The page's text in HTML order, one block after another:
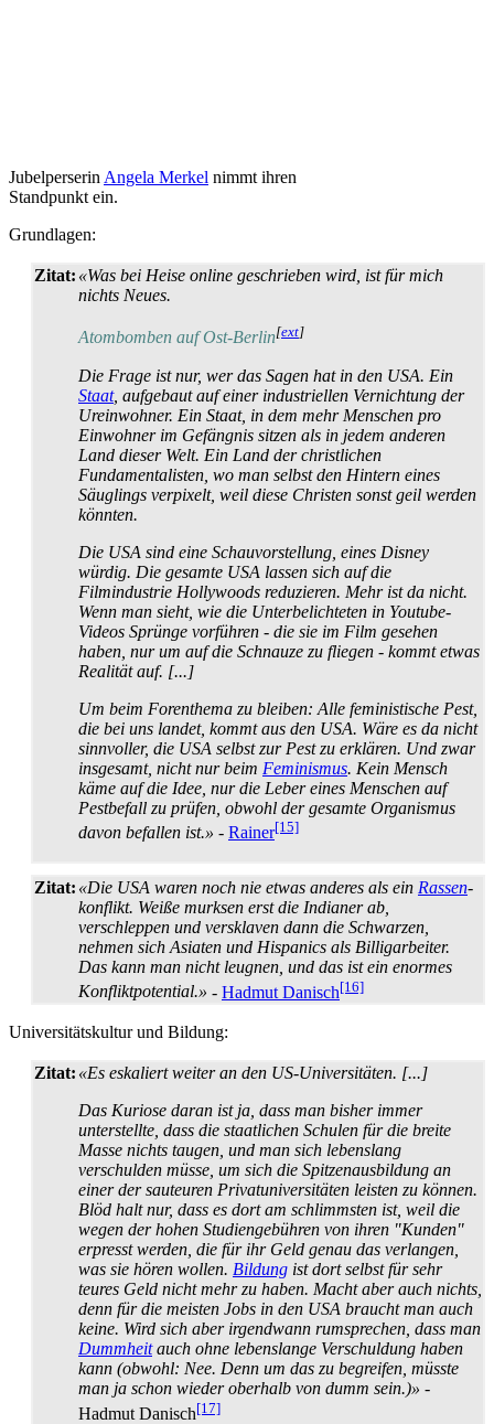
Jubelperserin Angela Merkel nimmt ihren
Standpunkt ein.
Grundlagen:
Zitat: «Was bei Heise online geschrieben wird, ist für mich
nichts Neues.
Atombomben auf Ost-Berlin[ext]
Die Frage ist nur, wer das Sagen hat in den USA. Ein
Staat, aufgebaut auf einer industriellen Vernichtung der
Ureinwohner. Ein Staat, in dem mehr Menschen pro
Einwohner im Gefängnis sitzen als in jedem anderen
Land dieser Welt. Ein Land der christlichen
Fundamentalisten, wo man selbst den Hintern eines
Säuglings verpixelt, weil diese Christen sonst geil werden
könnten.
Die USA sind eine Schauvorstellung, eines Disney
würdig. Die gesamte USA lassen sich auf die
Filmindustrie Hollywoods reduzieren. Mehr ist da nicht.
Wenn man sieht, wie die Unter­belichteten in Youtube-
Videos Sprünge vorführen - die sie im Film gesehen
haben, nur um auf die Schnauze zu fliegen - kommt etwas
Realität auf. [...]
Um beim Forenthema zu bleiben: Alle feministische Pest,
die bei uns landet, kommt aus den USA. Wäre es da nicht
sinnvoller, die USA selbst zur Pest zu erklären. Und zwar
insgesamt, nicht nur beim Feminismus. Kein Mensch
käme auf die Idee, nur die Leber eines Menschen auf
Pestbefall zu prüfen, obwohl der gesamte Organismus
davon befallen ist.» - Rainer[15]
Zitat: «Die USA waren noch nie etwas anderes als ein Rassen­
konflikt. Weiße murksen erst die Indianer ab,
verschleppen und versklaven dann die Schwarzen,
nehmen sich Asiaten und Hispanics als Billig­arbeiter.
Das kann man nicht leugnen, und das ist ein enormes
Konflikt­potential.» - Hadmut Danisch[16]
Universitätskultur und Bildung:
Zitat: «Es eskaliert weiter an den US-Universitäten. [...]
Das Kuriose daran ist ja, dass man bisher immer
unterstellte, dass die staatlichen Schulen für die breite
Masse nichts taugen, und man sich lebenslang
verschulden müsse, um sich die Spitzen­ausbildung an
einer der sauteuren Privat­universitäten leisten zu können.
Blöd halt nur, dass es dort am schlimmsten ist, weil die
wegen der hohen Studien­gebühren von ihren "Kunden"
erpresst werden, die für ihr Geld genau das verlangen,
was sie hören wollen. Bildung ist dort selbst für sehr
teures Geld nicht mehr zu haben. Macht aber auch nichts,
denn für die meisten Jobs in den USA braucht man auch
keine. Wird sich aber irgendwann rumsprechen, dass man
Dummheitauch ohne lebenslange Verschuldung haben
kann (obwohl: Nee. Denn um das zu begreifen, müsste
man ja schon wieder oberhalb von dumm sein.)» -
Hadmut Danisch[17]